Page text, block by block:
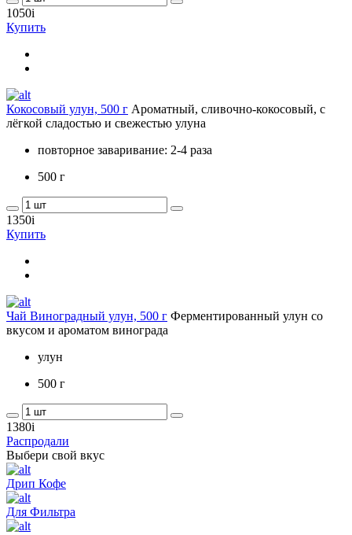
1050i
Купить
Кокосовый улун, 500 г Ароматный, сливочно-кокосовый, с
лёгкой сладостью и свежестью улуна
повторное заваривание: 2-4 раза
500 г
1350i
Купить
Чай Виноградный улун, 500 г Ферментированный улун со
вкусом и ароматом винограда
улун
500 г
1380i
Распродали
Выбери свой вкус
Дрип Кофе
Для Фильтра